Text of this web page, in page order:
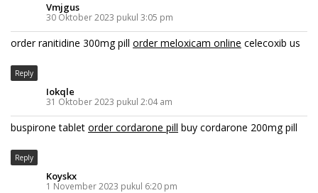
Vmjgus
30 Oktober 2023 pukul 3:05 pm
order ranitidine 300mg pill order meloxicam online celecoxib us
Reply
Iokqle
31 Oktober 2023 pukul 2:04 am
buspirone tablet order cordarone pill buy cordarone 200mg pill
Reply
Koyskx
1 November 2023 pukul 6:20 pm